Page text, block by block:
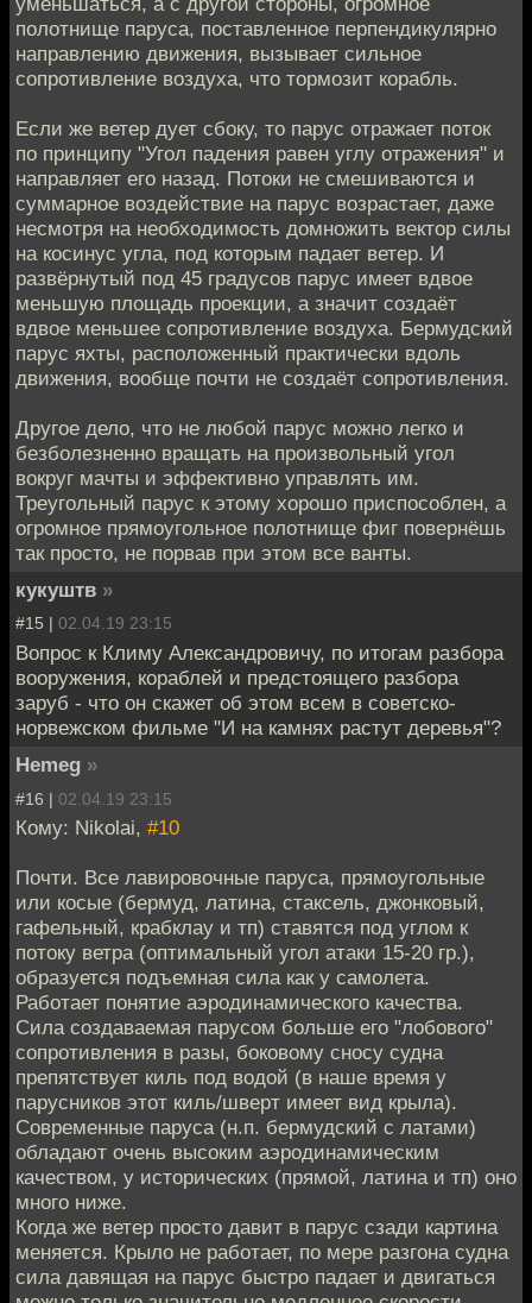
полотнище паруса, поставленное перпендикулярно
направлению движения, вызывает сильное
сопротивление воздуха, что тормозит корабль.
Если же ветер дует сбоку, то парус отражает поток
по принципу "Угол падения равен углу отражения" и
направляет его назад. Потоки не смешиваются и
суммарное воздействие на парус возрастает, даже
несмотря на необходимость домножить вектор силы
на косинус угла, под которым падает ветер. И
развёрнутый под 45 градусов парус имеет вдвое
меньшую площадь проекции, а значит создаёт
вдвое меньшее сопротивление воздуха. Бермудский
парус яхты, расположенный практически вдоль
движения, вообще почти не создаёт сопротивления.
Другое дело, что не любой парус можно легко и
безболезненно вращать на произвольный угол
вокруг мачты и эффективно управлять им.
Треугольный парус к этому хорошо приспособлен, а
огромное прямоугольное полотнище фиг повернёшь
так просто, не порвав при этом все ванты.
кукуштв »
#15 | 02.04.19 23:15
Вопрос к Климу Александровичу, по итогам разбора
вооружения, кораблей и предстоящего разбора
заруб - что он скажет об этом всем в советско-
норвежском фильме "И на камнях растут деревья"?
Hemeg »
#16 | 02.04.19 23:15
Кому: Nikolai, #10
Почти. Все лавировочные паруса, прямоугольные
или косые (бермуд, латина, стаксель, джонковый,
гафельный, крабклау и тп) ставятся под углом к
потоку ветра (оптимальный угол атаки 15-20 гр.),
образуется подъемная сила как у самолета.
Работает понятие аэродинамического качества.
Сила создаваемая парусом больше его "лобового"
сопротивления в разы, боковому сносу судна
препятствует киль под водой (в наше время у
парусников этот киль/шверт имеет вид крыла).
Современные паруса (н.п. бермудский с латами)
обладают очень высоким аэродинамическим
качеством, у исторических (прямой, латина и тп) оно
много ниже.
Когда же ветер просто давит в парус сзади картина
меняется. Крыло не работает, по мере разгона судна
сила давящая на парус быстро падает и двигаться